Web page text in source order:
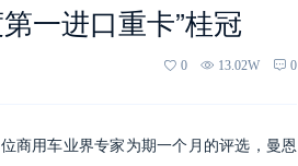
一进口重卡”桂冠
0 13.02W 0
商用车业界专家为期一个月的评选，曼恩